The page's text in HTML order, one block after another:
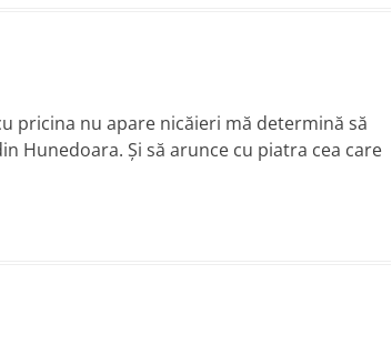
pricina nu apare nicăieri mă determină să
Hunedoara. Şi să arunce cu piatra cea care